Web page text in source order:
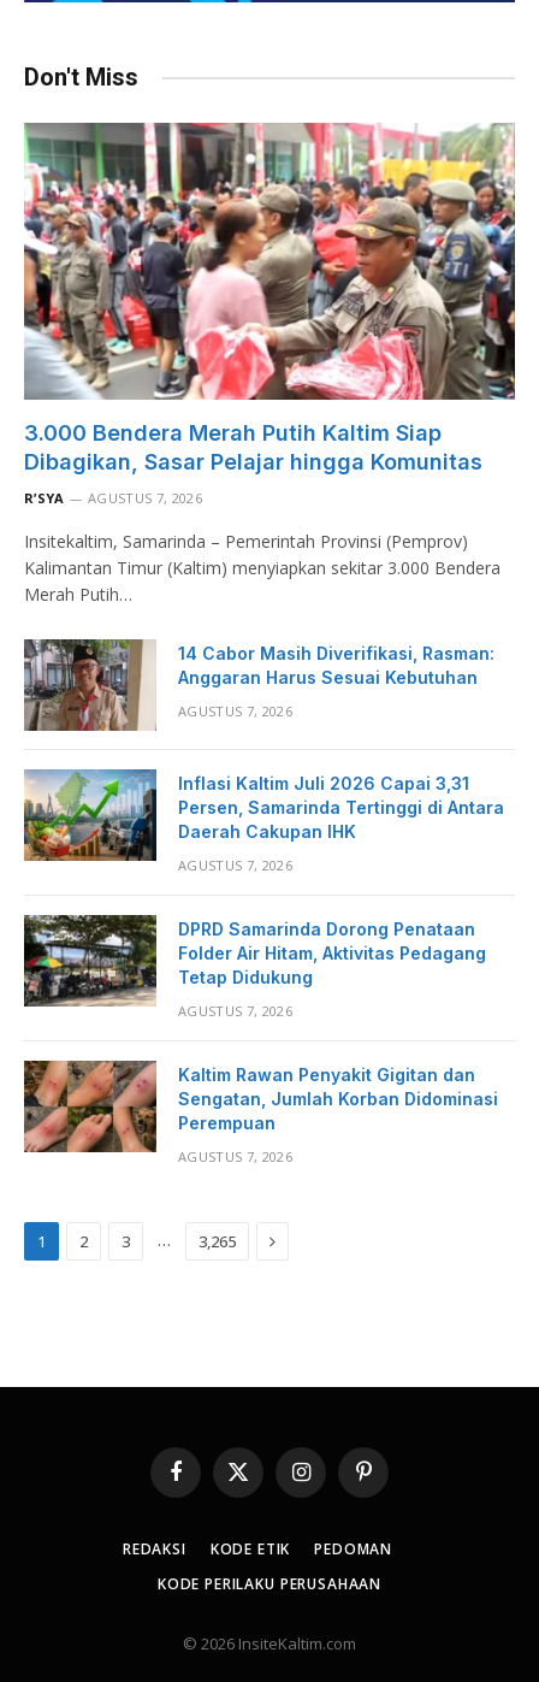
Don't Miss
3.000 Bendera Merah Putih Kaltim Siap
Dibagikan, Sasar Pelajar hingga Komunitas
R’SYA AGUSTUS 7, 2026
Insitekaltim, Samarinda – Pemerintah Provinsi (Pemprov)
Kalimantan Timur (Kaltim) menyiapkan sekitar 3.000 Bendera
Merah Putih…
14 Cabor Masih Diverifikasi, Rasman:
Anggaran Harus Sesuai Kebutuhan
AGUSTUS 7, 2026
Inflasi Kaltim Juli 2026 Capai 3,31
Persen, Samarinda Tertinggi di Antara
Daerah Cakupan IHK
AGUSTUS 7, 2026
DPRD Samarinda Dorong Penataan
Folder Air Hitam, Aktivitas Pedagang
Tetap Didukung
AGUSTUS 7, 2026
Kaltim Rawan Penyakit Gigitan dan
Sengatan, Jumlah Korban Didominasi
Perempuan
AGUSTUS 7, 2026
1 2 3 … 3,265 Next
Facebook
X
(Twitter)
InstagramPinterest
REDAKSI KODE ETIK
PEDOMAN
KODE PERILAKU PERUSAHAAN
© 2026 InsiteKaltim.com